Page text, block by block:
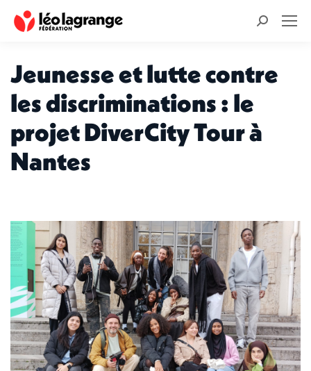
Recherche
Jeunesse et lutte contre
les discriminations : le
projet DiverCity Tour à
Nantes